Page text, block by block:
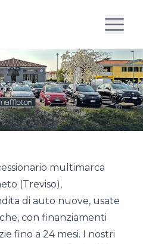
multimarca
(Treviso),
di auto nuove, usate
con finanziamenti
fino a 24 mesi. I nostri